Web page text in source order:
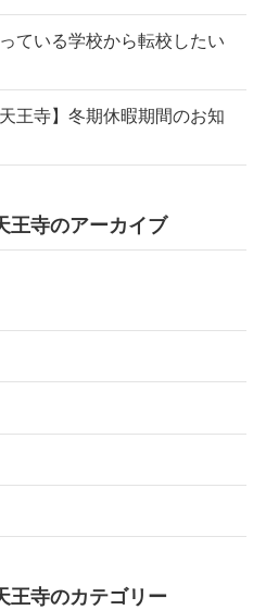
ている学校から転校したい
王寺】冬期休暇期間のお知
王寺のアーカイブ
王寺のカテゴリー